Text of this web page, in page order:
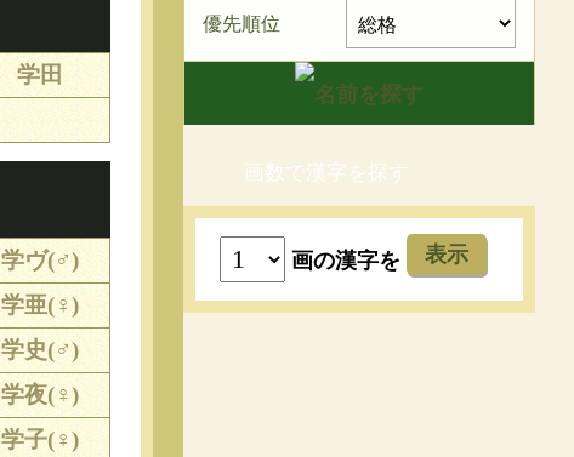
学田
学ヴ(♂)
学亜(♀)
学史(♂)
学夜(♀)
学子(♀)
優先順位
画数で漢字を探す
画の漢字を 表示